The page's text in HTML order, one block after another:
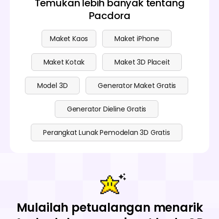
Temukan lebih banyak tentang
Pacdora
Maket Kaos Maket iPhone
Maket Kotak Maket 3D Placeit
Model 3D Generator Maket Gratis
Generator Dieline Gratis
Perangkat Lunak Pemodelan 3D Gratis
Mulailah petualangan menarik